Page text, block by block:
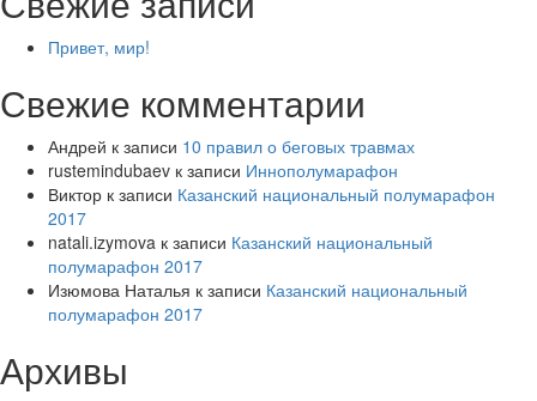
Привет, мир!
Свежие комментарии
Андрей к записи 10 правил о беговых травмах
rustemindubaev к записи Иннополумарафон
Виктор к записи Казанский национальный полумарафон
2017
natali.izymova к записи Казанский национальный
полумарафон 2017
Изюмова Наталья к записи Казанский национальный
полумарафон 2017
Архивы